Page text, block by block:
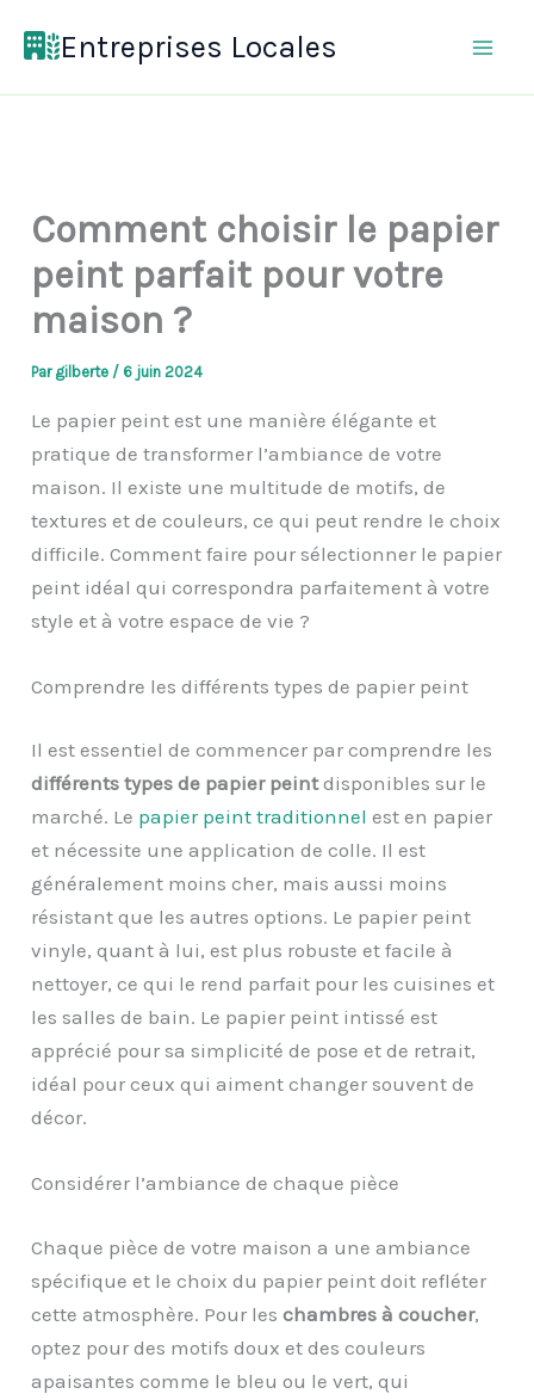
Entreprises Locales
Comment choisir le papier
peint parfait pour votre
maison ?
Par gilberte / 6 juin 2024
Le papier peint est une manière élégante et
pratique de transformer l’ambiance de votre
maison. Il existe une multitude de motifs, de
textures et de couleurs, ce qui peut rendre le choix
difficile. Comment faire pour sélectionner le papier
peint idéal qui correspondra parfaitement à votre
style et à votre espace de vie ?
Comprendre les différents types de papier peint
Il est essentiel de commencer par comprendre les
différents types de papier peintdisponibles sur le
marché. Le papier peint traditionnel est en papier
et nécessite une application de colle. Il est
généralement moins cher, mais aussi moins
résistant que les autres options. Le papier peint
vinyle, quant à lui, est plus robuste et facile à
nettoyer, ce qui le rend parfait pour les cuisines et
les salles de bain. Le papier peint intissé est
apprécié pour sa simplicité de pose et de retrait,
idéal pour ceux qui aiment changer souvent de
décor.
Considérer l’ambiance de chaque pièce
Chaque pièce de votre maison a une ambiance
spécifique et le choix du papier peint doit refléter
cette atmosphère. Pour leschambres à coucher,
optez pour des motifs doux et des couleurs
apaisantes comme le bleu ou le vert, qui